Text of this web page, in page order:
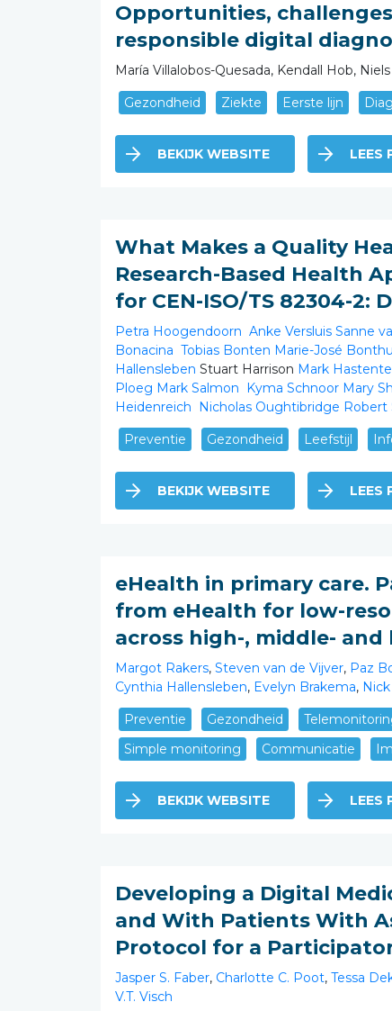
Opportunities,
responsible digital
María Villalobos-Quesada, Kendall Hob,
Gezondheid
Ziekte Eerste lijn
BEKIJK WEBSITE LEES
What Makes a Quality
Research-Based Health
for CEN-ISO/TS 82304-2:
Petra Hoogendoorn Anke Versluis Sanne
Bonacina Tobias Bonten Marie-José
Hallensleben Stuart Harrison Mark
Ploeg Mark Salmon Kyma Schnoor Mary
Heidenreich Nicholas Oughtibridge Robert
Preventie
Gezondheid Leefstijl
BEKIJK WEBSITE LEES
eHealth in primary care.
from eHealth for low-
across high-, middle-
Margot Rakers, Steven van de Vijver, Paz
Cynthia Hallensleben, Evelyn Brakema,
Preventie
Gezondheid
Simple monitoring
Communicatie
BEKIJK WEBSITE LEES
Developing a Digital
and With Patients With
Protocol for a
Jasper S. Faber, Charlotte C. Poot, Tessa
V.T. Visch